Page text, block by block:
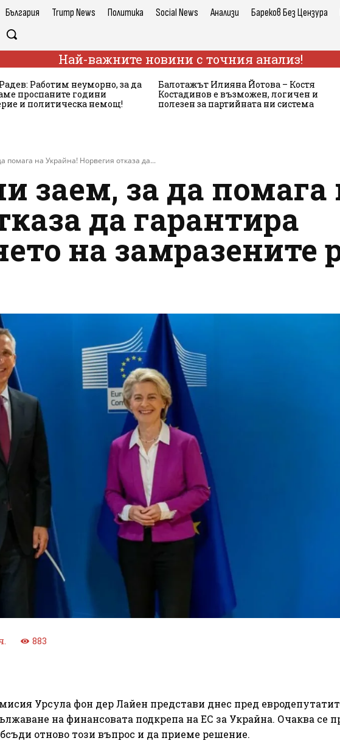
България Trump News Политика Social News Анализи Бареков Без Цензура
Най-важните новини с точния анализ!
Работим неуморно, за да
проспаните години
и политическа немощ!
Балотажът Илияна Йотова – Костя
Костадинов е възможен, логичен и
полезен за партийната ни система
помага на Украйна! Норвегия отказа да...
заем, за да
да гарантира
на замразените
883
Урсула фон дер Лайен представи днес пред
на финансовата подкрепа на ЕС за Украйна. Очаква се
отново този въпрос и да приеме решение.